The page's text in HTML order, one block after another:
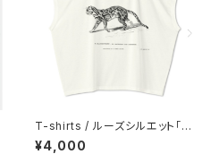
T-shirts / ルーズシルエット「O
celot」オセロット
¥4,000